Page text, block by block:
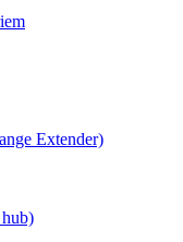
Extender)